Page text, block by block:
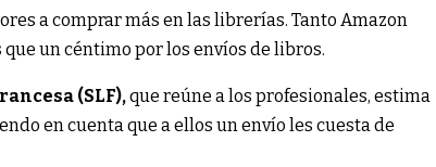
a comprar más en las librerías. Tanto Amazon
un céntimo por los envíos de libros.
(SLF),que reúne a los profesionales, estima
en cuenta que a ellos un envío les cuesta de